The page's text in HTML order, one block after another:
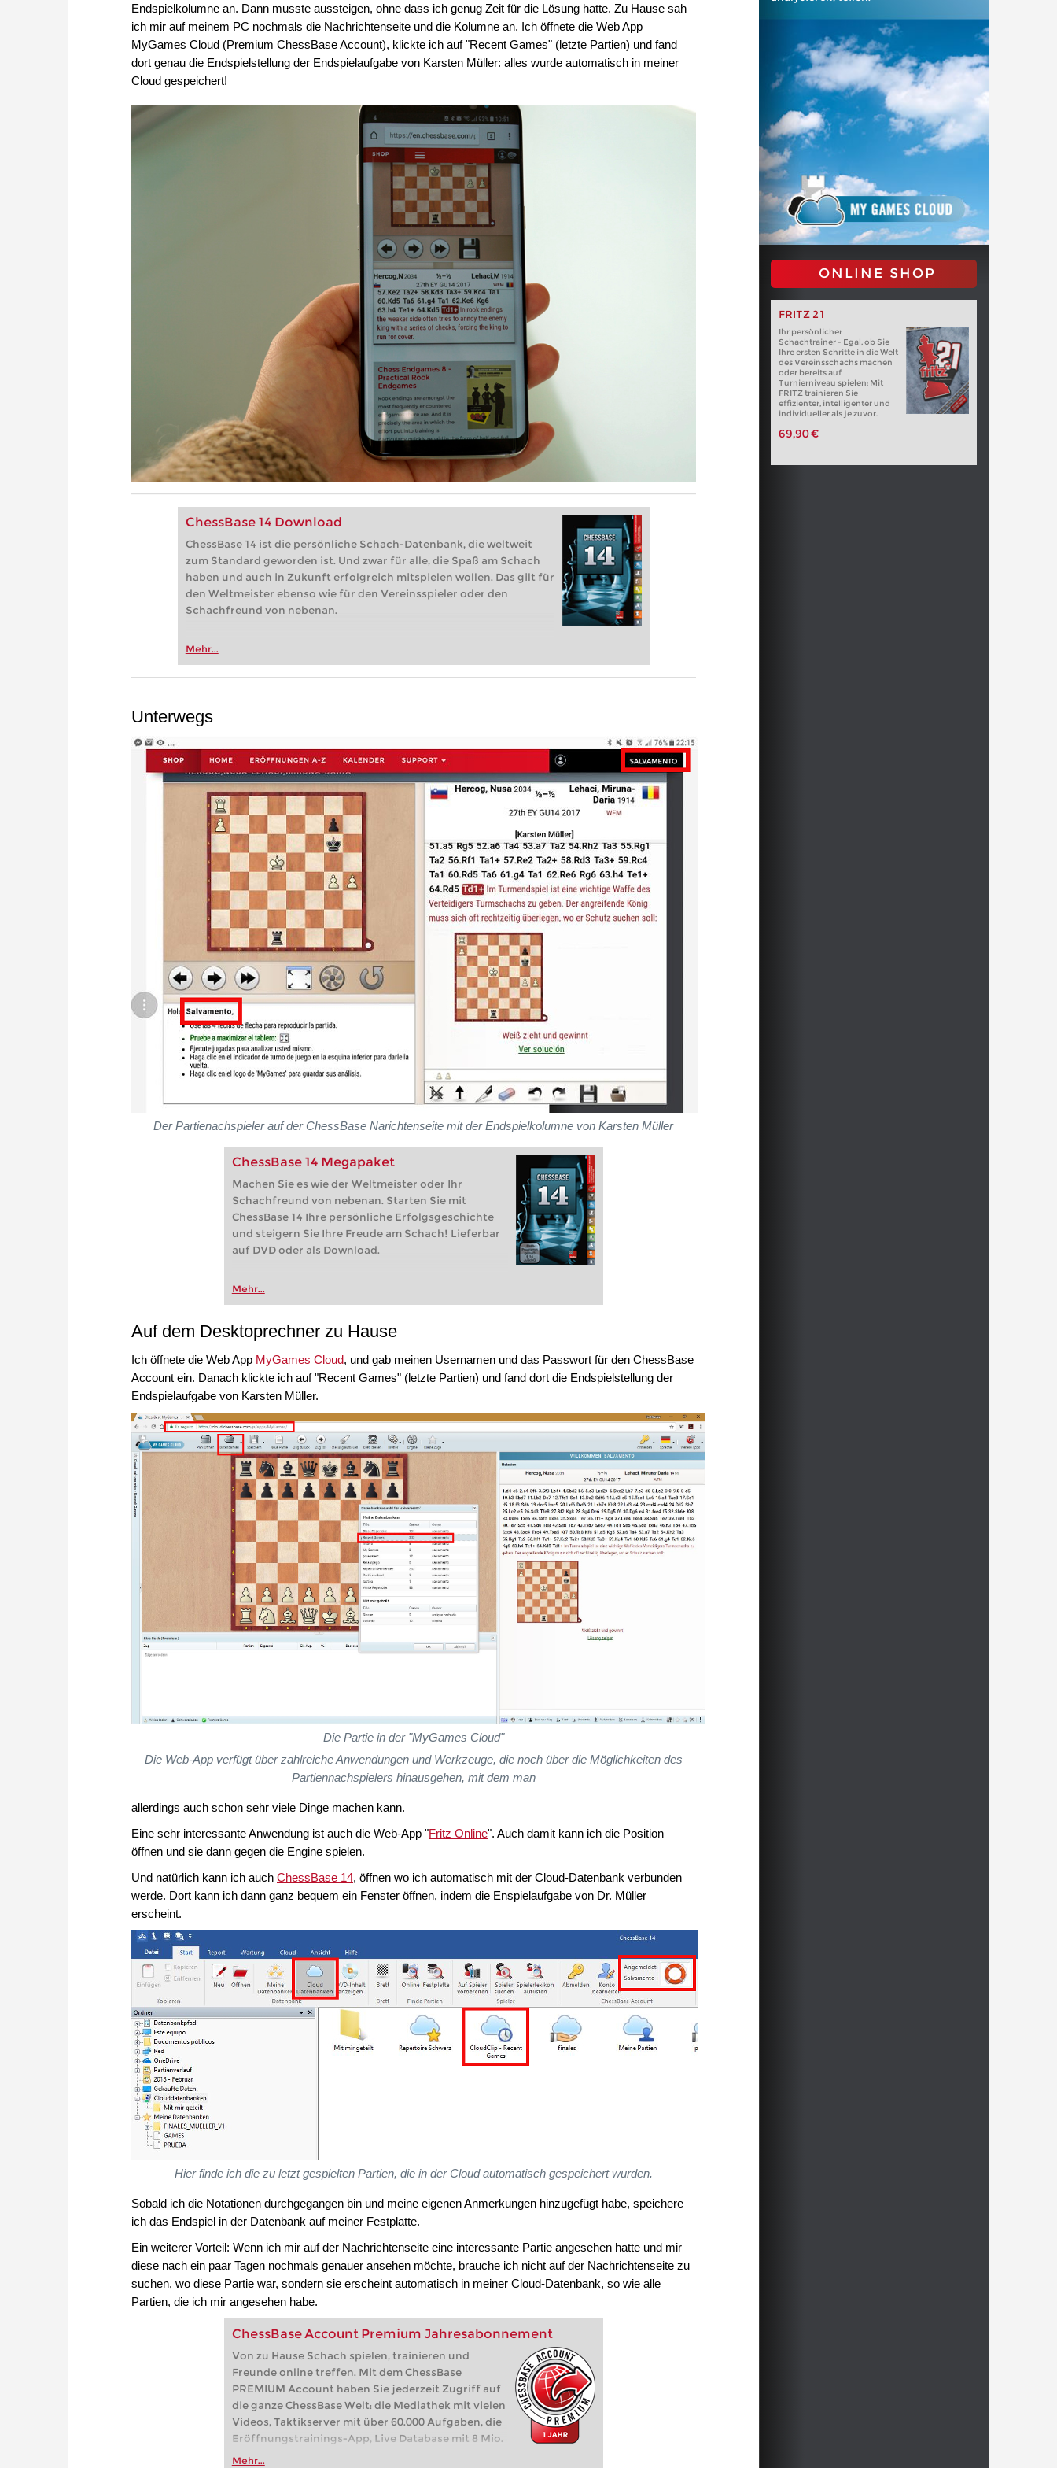
Endspielkolumne an. Dann musste aussteigen, ohne dass ich genug Zeit für die Lösung hatte. Zu Hause sah
ich mir auf meinem PC nochmals die Nachrichtenseite und die Kolumne an. Ich öffnete die Web App
MyGames Cloud (Premium ChessBase Account), klickte ich auf "Recent Games" (letzte Partien) und fand
dort genau die Endspielstellung der Endspielaufgabe von Karsten Müller: alles wurde automatisch in meiner
Cloud gespeichert!
ChessBase 14 Download
ChessBase 14 ist die persönliche Schach-Datenbank, die weltweit
zum Standard geworden ist. Und zwar für alle, die Spaß am Schach
haben und auch in Zukunft erfolgreich mitspielen wollen. Das gilt für
den Weltmeister ebenso wie für den Vereinsspieler oder den
Schachfreund von nebenan.
Mehr...
ONLINE SHOP
FRITZ 21
Ihr persönlicher
Schachtrainer - Egal, ob Sie
Ihre ersten Schritte in die Welt
des Vereinsschachs machen
oder bereits auf
Turnierniveau spielen: Mit
FRITZ trainieren Sie
effizienter, intelligenter und
individueller als je zuvor.
69,90 €
Unterwegs
Der Partienachspieler auf der ChessBase Narichtenseite mit der Endspielkolumne von Karsten Müller
ChessBase 14 Megapaket
Machen Sie es wie der Weltmeister oder Ihr
Schachfreund von nebenan. Starten Sie mit
ChessBase 14 Ihre persönliche Erfolgsgeschichte
und steigern Sie Ihre Freude am Schach! Lieferbar
auf DVD oder als Download.
Mehr...
Auf dem Desktoprechner zu Hause
Ich öffnete die Web App MyGames Cloud, und gab meinen Usernamen und das Passwort für den ChessBase
Account ein. Danach klickte ich auf "Recent Games" (letzte Partien) und fand dort die Endspielstellung der
Endspielaufgabe von Karsten Müller.
Die Partie in der "MyGames Cloud"
Die Web-App verfügt über zahlreiche Anwendungen und Werkzeuge, die noch über die Möglichkeiten des
Partiennachspielers hinausgehen, mit dem man
allerdings auch schon sehr viele Dinge machen kann.
Eine sehr interessante Anwendung ist auch die Web-App "Fritz Online". Auch damit kann ich die Position
öffnen und sie dann gegen die Engine spielen.
Und natürlich kann ich auch ChessBase 14, öffnen wo ich automatisch mit der Cloud-Datenbank verbunden
werde. Dort kann ich dann ganz bequem ein Fenster öffnen, indem die Enspielaufgabe von Dr. Müller
erscheint.
Hier finde ich die zu letzt gespielten Partien, die in der Cloud automatisch gespeichert wurden.
Sobald ich die Notationen durchgegangen bin und meine eigenen Anmerkungen hinzugefügt habe, speichere
ich das Endspiel in der Datenbank auf meiner Festplatte.
Ein weiterer Vorteil: Wenn ich mir auf der Nachrichtenseite eine interessante Partie angesehen hatte und mir
diese nach ein paar Tagen nochmals genauer ansehen möchte, brauche ich nicht auf der Nachrichtenseite zu
suchen, wo diese Partie war, sondern sie erscheint automatisch in meiner Cloud-Datenbank, so wie alle
Partien, die ich mir angesehen habe.
ChessBase Account Premium Jahresabonnement
Von zu Hause Schach spielen, trainieren und
Freunde online treffen. Mit dem ChessBase
PREMIUM Account haben Sie jederzeit Zugriff auf
die ganze ChessBase Welt: die Mediathek mit vielen
Videos, Taktikserver mit über 60.000 Aufgaben, die
Eröffnungstrainings-App, Live Database mit 8 Mio.
Partien, der Online-Fritz, Let's Check,
Mehr...